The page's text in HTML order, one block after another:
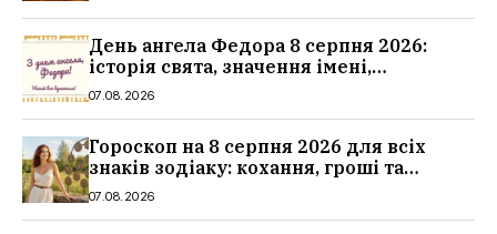
День ангела Федора 8 серпня 2026:
історія свята, значення імені,
привітання у віршах і прозі
07.08.2026
Гороскоп на 8 серпня 2026 для всіх
знаків зодіаку: кохання, гроші та
справи
07.08.2026